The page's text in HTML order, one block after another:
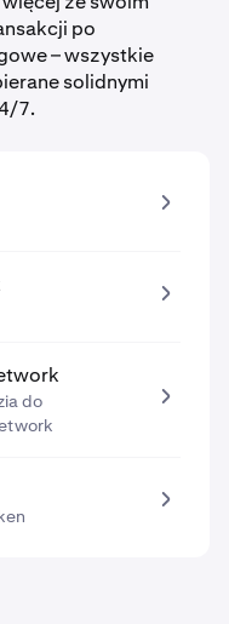
po
– wszystkie
solidnymi
7.
do